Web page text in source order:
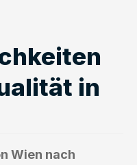
in
Wien nach